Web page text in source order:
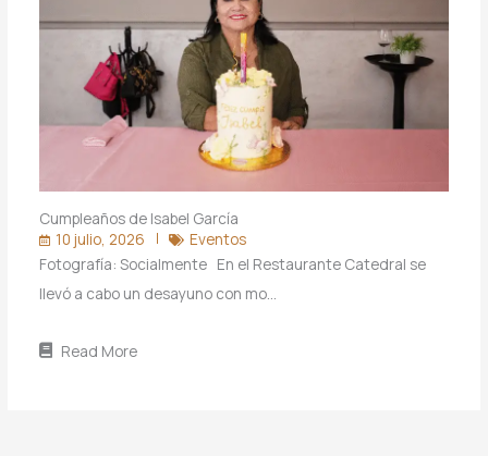
Cumpleaños de Isabel García
10 julio, 2026
Eventos
Fotografía: Socialmente En el Restaurante Catedral se
llevó a cabo un desayuno con mo…
Read More